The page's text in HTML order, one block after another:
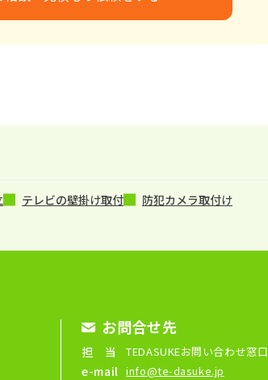
テレビの壁掛け取付
防犯カメラ取付け
お問合せ先
担 当 TEDASUKEお問い合わせ窓口
e-mail info@te-dasuke.jp